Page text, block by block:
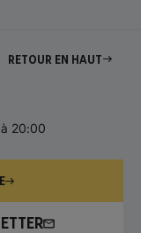
Retour en haut
20:00